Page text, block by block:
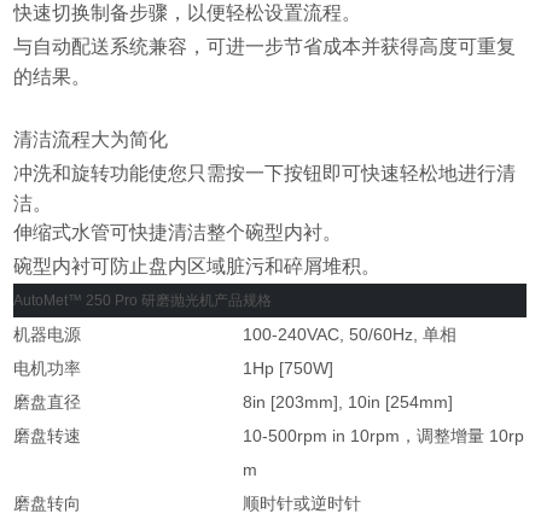
快速切换制备步骤，以便轻松设置流程。
与自动配送系统兼容，可进一步节省成本并获得高度可重复
的结果。
清洁流程大为简化
冲洗和旋转功能使您只需按一下按钮即可快速轻松地进行清
洁。
伸缩式水管可快捷清洁整个碗型内衬。
碗型内衬可防止盘内区域脏污和碎屑堆积。
AutoMet™ 250 Pro 研磨抛光机产品规格
机器电源
100-240VAC, 50/60Hz, 单相
电机功率
1Hp [750W]
磨盘直径
8in [203mm], 10in [254mm]
磨盘转速
10-500rpm in 10rpm，调整增量 10rp
m
磨盘转向
顺时针或逆时针